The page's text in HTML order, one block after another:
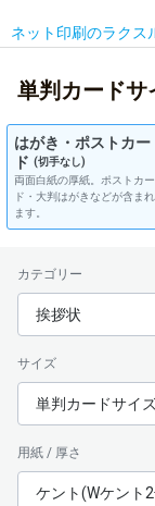
ネット印刷のラクス
単判カードサ
はがき・ポストカー
ド (切手なし)
両面白紙の厚紙。ポストカー
ド・大判はがきなどが含まれ
ます。
カテゴリー
挨拶状
サイズ
単判カードサイ
用紙 / 厚さ
ケント(Wケント